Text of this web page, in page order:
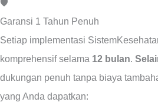
🛡️
Garansi 1 Tahun Penuh
Setiap implementasi
komprehensif selama 12 bulan.
dukungan penuh tanpa biaya
yang Anda dapatkan: